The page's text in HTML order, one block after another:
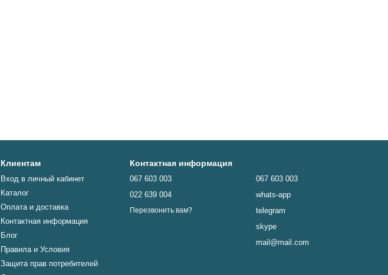
Клиентам
Вход в личный кабинет
Каталог
Оплата и доставка
Контактная информация
Блог
Правила и Условия
Защита прав потребителей
Контактная информация
067 603 003
022 639 004
Перезвонить вам?
067 603 003
whats-app
telegram
skype
mail@mail.com